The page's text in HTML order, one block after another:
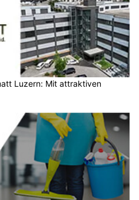
Luzern: Mit attraktiven